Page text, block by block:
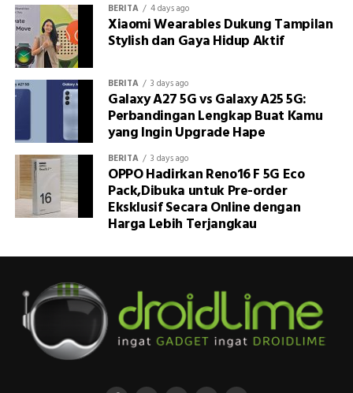
BERITA 4 days ago
Xiaomi Wearables Dukung Tampilan
Stylish dan Gaya Hidup Aktif
BERITA 3 days ago
Galaxy A27 5G vs Galaxy A25 5G:
Perbandingan Lengkap Buat Kamu
yang Ingin Upgrade Hape
BERITA 3 days ago
OPPO Hadirkan Reno16 F 5G Eco
Pack,Dibuka untuk Pre-order
Eksklusif Secara Online dengan
Harga Lebih Terjangkau